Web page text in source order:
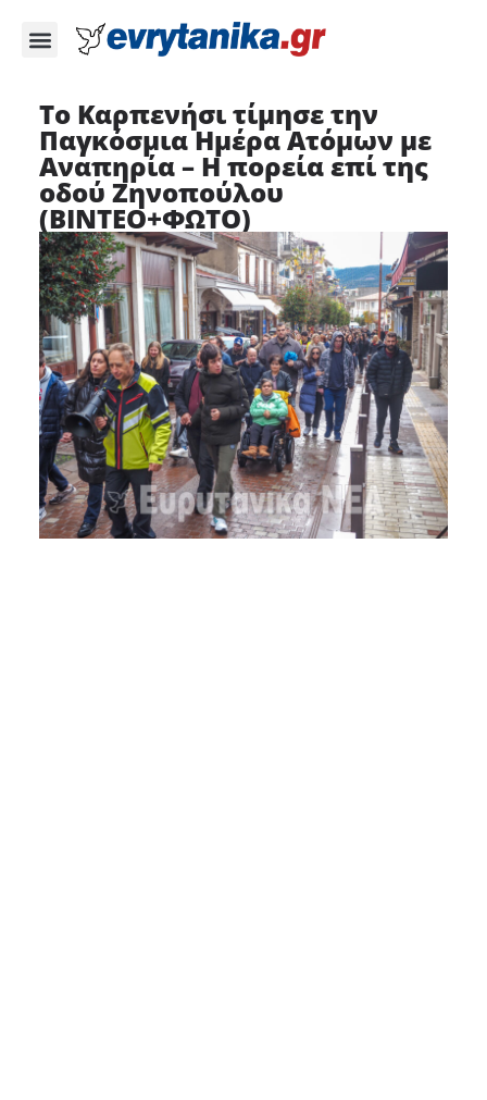
Το Καρπενήσι τίμησε την
Παγκόσμια Ημέρα Ατόμων με
Αναπηρία – Η πορεία επί της
οδού Ζηνοπούλου
(ΒΙΝΤΕΟ+ΦΩΤΟ)